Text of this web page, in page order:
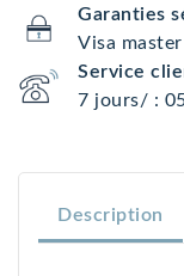
Garanties
Visa
Service
7 jours/ :
Description